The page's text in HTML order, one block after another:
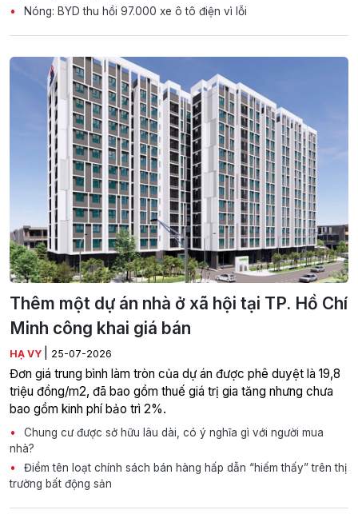
Nóng: BYD thu hồi 97.000 xe ô tô điện vì lỗi
Thêm một dự án nhà ở xã hội tại TP. Hồ Chí
Minh công khai giá bán
HẠ VY 25-07-2026
Đơn giá trung bình làm tròn của dự án được phê duyệt là 19,8
triệu đồng/m2, đã bao gồm thuế giá trị gia tăng nhưng chưa
bao gồm kinh phí bảo trì 2%.
Chung cư được sở hữu lâu dài, có ý nghĩa gì với người mua
nhà?
Điểm tên loạt chính sách bán hàng hấp dẫn “hiếm thấy” trên thị
trường bất động sản